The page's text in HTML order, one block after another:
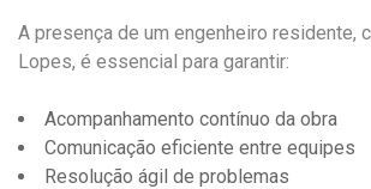
A presença de um engenheiro residente,
Lopes, é essencial para garantir:
Acompanhamento contínuo da obra
Comunicação eficiente entre equipes
Resolução ágil de problemas